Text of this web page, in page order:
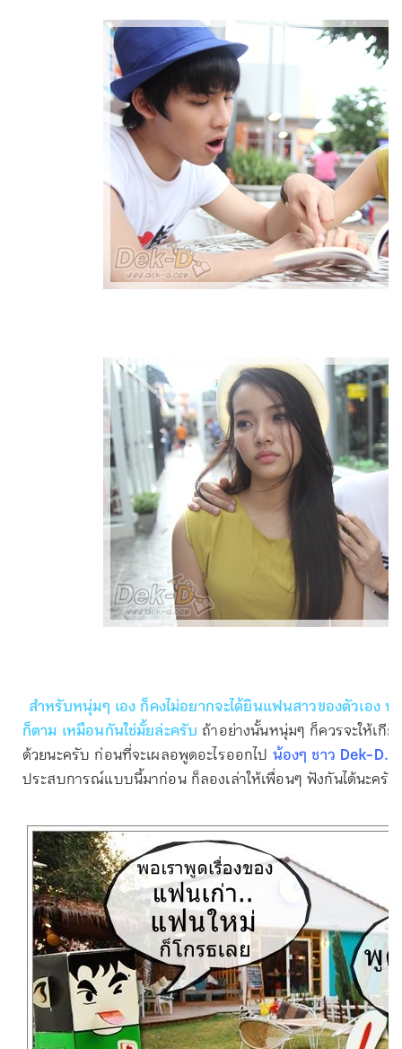
สำหรับหนุ่มๆ เอง ก็คงไม่อยากจะได้ยินแฟนสาวของตัวเอง พู
ก็ตาม เหมือนกันใช่มั้ยล่ะครับ ถ้าอย่างนั้นหนุ่มๆ ก็ควรจะให้เกีย
ด้วยนะครับ ก่อนที่จะเผลอพูดอะไรออกไป น้องๆ ชาว Dek-
ประสบการณ์แบบนี้มาก่อน ก็ลองเล่าให้เพื่อนๆ ฟังกันได้นะครับ